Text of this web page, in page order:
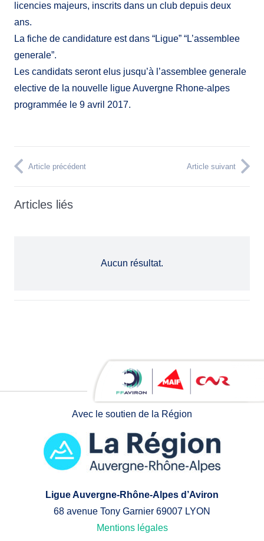
licencies majeurs, inscrits dans un club depuis deux
ans.
La fiche de candidature est dans “Ligue” “L’assemblee
generale”.
Les candidats seront elus jusqu’à l’assemblee generale
elective de la nouvelle ligue Auvergne Rhone-alpes
programmée le 9 avril 2017.
Article précédent Article suivant
Articles liés
Aucun résultat.
Avec le soutien de la Région
Ligue Auvergne-Rhône-Alpes d’Aviron
68 avenue Tony Garnier 69007 LYON
Mentions légales